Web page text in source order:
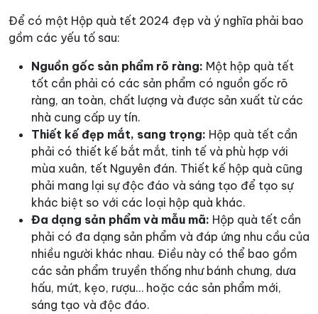
Để có một Hộp quà tết 2024 đẹp và ý nghĩa phải bao
gồm các yếu tố sau:
Nguồn gốc sản phẩm rõ ràng: Một hộp quà tết
tốt cần phải có các sản phẩm có nguồn gốc rõ
ràng, an toàn, chất lượng và được sản xuất từ các
nhà cung cấp uy tín.
Thiết kế đẹp mắt, sang trọng: Hộp quà tết cần
phải có thiết kế bắt mắt, tinh tế và phù hợp với
mùa xuân, tết Nguyên đán. Thiết kế hộp quà cũng
phải mang lại sự độc đáo và sáng tạo để tạo sự
khác biệt so với các loại hộp quà khác.
Đa dạng sản phẩm và mẫu mã: Hộp quà tết cần
phải có đa dạng sản phẩm và đáp ứng nhu cầu của
nhiều người khác nhau. Điều này có thể bao gồm
các sản phẩm truyền thống như bánh chưng, dưa
hấu, mứt, kẹo, rượu… hoặc các sản phẩm mới,
sáng tạo và độc đáo.